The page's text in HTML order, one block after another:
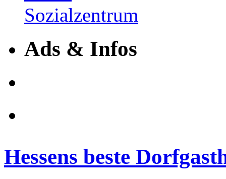
Ads & Infos
Hessens beste